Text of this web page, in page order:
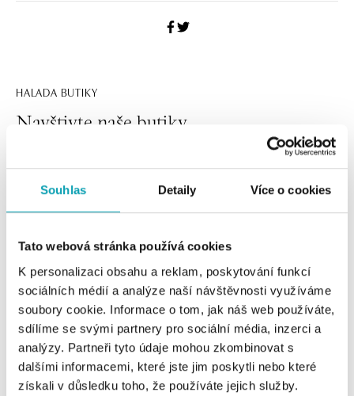
Souhlas Detaily Více o cookies
Tato webová stránka používá cookies
K personalizaci obsahu a reklam, poskytování funkcí
sociálních médií a analýze naší návštěvnosti využíváme
soubory cookie. Informace o tom, jak náš web používáte,
sdílíme se svými partnery pro sociální média, inzerci a
analýzy. Partneři tyto údaje mohou zkombinovat s
dalšími informacemi, které jste jim poskytli nebo které
získali v důsledku toho, že používáte jejich služby.
HALADA BUTIKY
Navštivte naše butiky
Všechny Česko Slovensko
HALADA Pařížská, Praha
Pařížská 7, 110 00 Praha 1